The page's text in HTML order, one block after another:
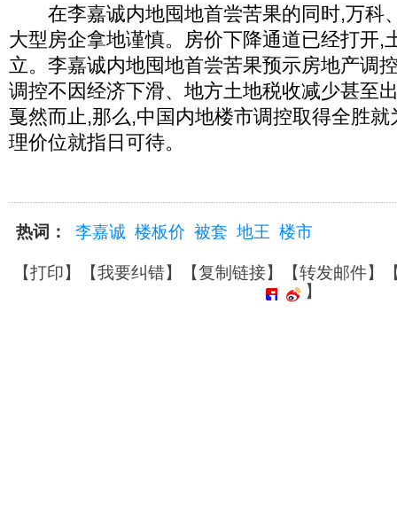
在李嘉诚内地囤地首尝苦果的同时,万科
大型房企拿地谨慎。房价下降通道已经打开,
立。李嘉诚内地囤地首尝苦果预示房地产调
调控不因经济下滑、地方土地税收减少甚至
戛然而止,那么,中国内地楼市调控取得全胜
理价位就指日可待。
热词： 李嘉诚 楼板价 被套 地王 楼市
【打印】【我要纠错】【复制链接】【转发邮件】
】